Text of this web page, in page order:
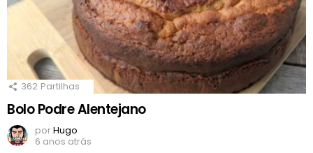
362 Partilhas
Bolo Podre Alentejano
porHugo
6 anos atrás